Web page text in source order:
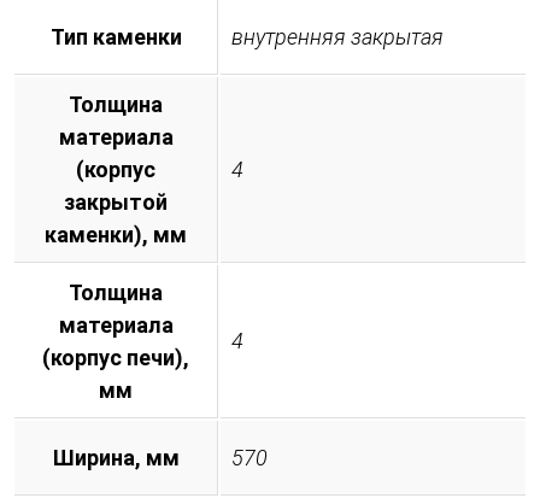
Тип каменки внутренняя закрытая
Толщина
материала
(корпус
закрытой
каменки), мм
4
Толщина
материала
(корпус печи),
мм
4
Ширина, мм 570